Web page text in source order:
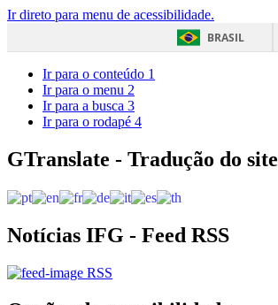
Ir direto para menu de acessibilidade.
BRASIL
Ir para o conteúdo 1
Ir para o menu 2
Ir para a busca 3
Ir para o rodapé 4
GTranslate - Tradução do site
Notícias IFG - Feed RSS
RSS